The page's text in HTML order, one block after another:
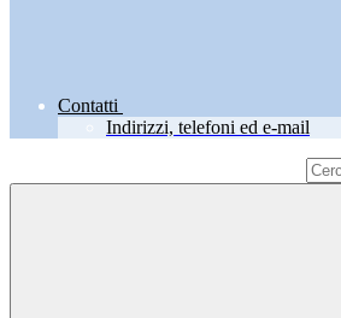
Contatti
Indirizzi, telefoni ed e-mail